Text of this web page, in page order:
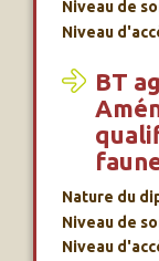
Niveau de
Niveau
BT
Nature du
Niveau de
Niveau